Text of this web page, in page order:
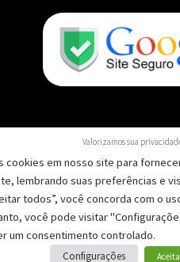
09.271.257/0001-52 |
Valorizamos sua
cookies em nosso site para
lembrando suas preferências e
todos”, você concorda com o
você pode visitar
um consentimento controlado.
Configurações